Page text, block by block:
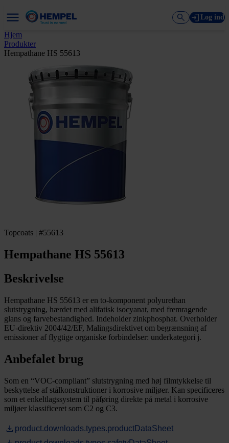
Log ind
Hjem
Produkter
Hempathane HS 55613
Topcoats | #55613
Hempathane HS 55613
Beskrivelse
Hempathane HS 55613 er en to-komponent polyurethan
slutstrygning, hærdet med alifatisk isocyanat, med fremragende
glans og farvebestandighed. Indeholder zinkphosphat. Overholder
EU-direktiv 2004/42/EF, Malingsdirektivet om begrænsning af
emissioner af flygtige organiske forbindelser: underkategori j.
Anbefalet brug
Som en “VOC-compliant” slutstrygning med høj filmtykkelse til
beskyttelse af stålkonstruktioner i korrosive miljøer. Kan specificeres
som et enkeltlagssystem til påføring direkte på metal i korrosive
miljøer klassificeret som C2 og C3.
product.downloads.types.productDataSheet